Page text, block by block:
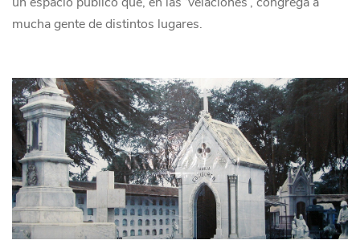
mucha gente de distintos lugares.